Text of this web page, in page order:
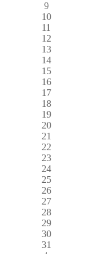
9
10
11
12
13
14
15
16
17
18
19
20
21
22
23
24
25
26
27
28
29
30
31